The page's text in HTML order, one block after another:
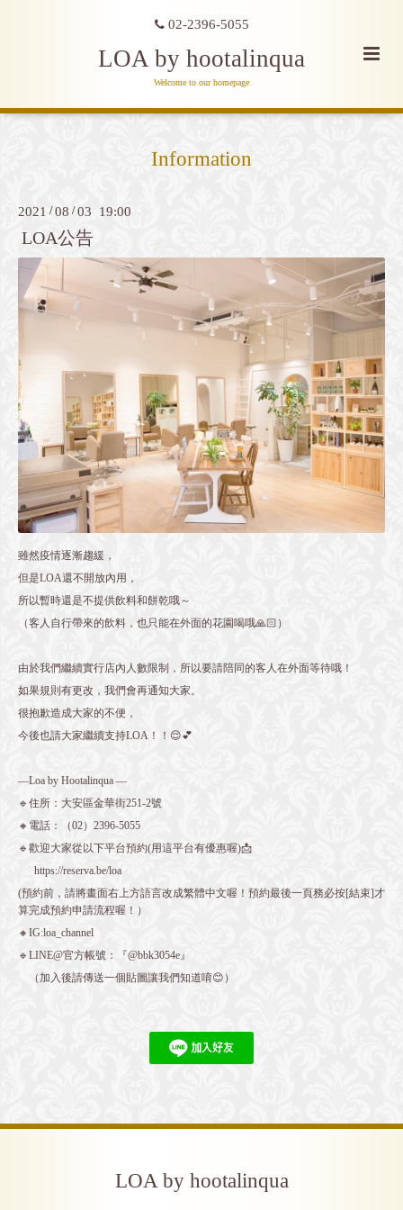
02-2396-5055
LOA by hootalinqua
Welcome to our homepage
Information
2021 /08 /03 19:00
LOA公告
雖然疫情逐漸趨緩，
但是LOA還不開放內用，
所以暫時還是不提供飲料和餅乾哦～
（客人自行帶來的飲料，也只能在外面的花園喝哦🙏🏻）
由於我們繼續實行店內人數限制，所以要請陪同的客人在外面等待哦！
如果規則有更改，我們會再通知大家。
很抱歉造成大家的不便，
今後也請大家繼續支持LOA！！😌💕
—Loa by Hootalinqua —
🔹住所：大安區金華街251-2號
🔸電話：（02）2396-5055
🔹歡迎大家從以下平台預約(用這平台有優惠喔)📩
https://reserva.be/loa
(預約前，請將畫面右上方語言改成繁體中文喔！預約最後一頁務必按[結束]才
算完成預約申請流程喔！）
🔸IG:loa_channel
🔹LINE@官方帳號：『@bbk3054e』
（加入後請傳送一個貼圖讓我們知道唷😊）
LOA by hootalinqua